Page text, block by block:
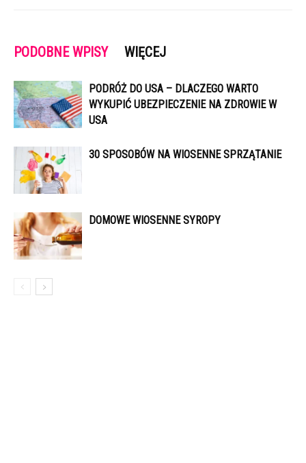
PODOBNE WPISY WIĘCEJ
PODRÓŻ DO USA – DLACZEGO WARTO
WYKUPIĆ UBEZPIECZENIE NA ZDROWIE W
USA
30 SPOSOBÓW NA WIOSENNE SPRZĄTANIE
DOMOWE WIOSENNE SYROPY